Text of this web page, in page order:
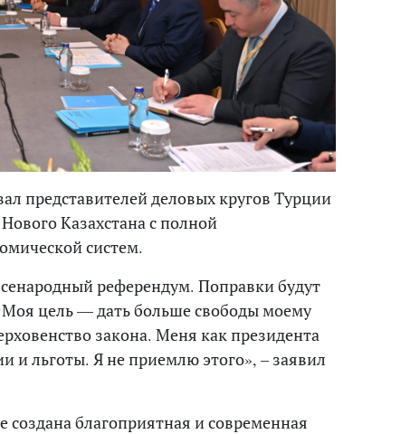
представителей деловых кругов Турции
Казахстана с полной
систем.
референдум. Поправки будут
Моя цель — дать больше свободы моему
закона. Меня как президента
и льготы. Я не приемлю этого», – заявил
благоприятная и современная